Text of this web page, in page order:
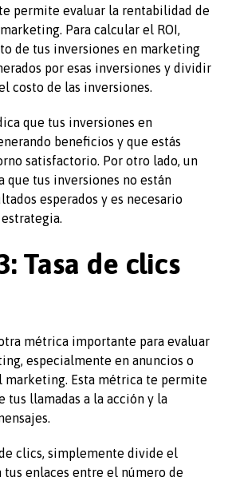
permite evaluar la rentabilidad de
Para calcular el ROI,
de tus inversiones en marketing
por esas inversiones y dividir
costo de las inversiones.
que tus inversiones en
beneficios y que estás
satisfactorio. Por otro lado, un
que tus inversiones no están
esperados y es necesario
Tasa de clics
métrica importante para evaluar
especialmente en anuncios o
marketing. Esta métrica te permite
tus llamadas a la acción y la
clics, simplemente divide el
tus enlaces entre el número de